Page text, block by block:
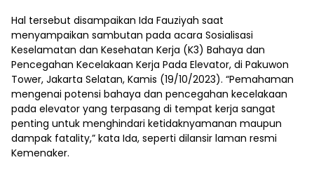
Hal tersebut disampaikan Ida Fauziyah saat
menyampaikan sambutan pada acara Sosialisasi
Keselamatan dan Kesehatan Kerja (K3) Bahaya dan
Pencegahan Kecelakaan Kerja Pada Elevator, di Pakuwon
Tower, Jakarta Selatan, Kamis (19/10/2023). “Pemahaman
mengenai potensi bahaya dan pencegahan kecelakaan
pada elevator yang terpasang di tempat kerja sangat
penting untuk menghindari ketidaknyamanan maupun
dampak fatality,” kata Ida, seperti dilansir laman resmi
Kemenaker.